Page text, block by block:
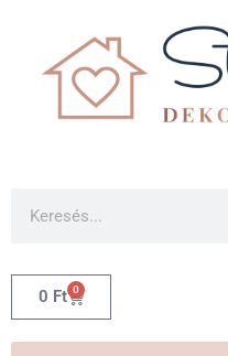
0 Ft 0